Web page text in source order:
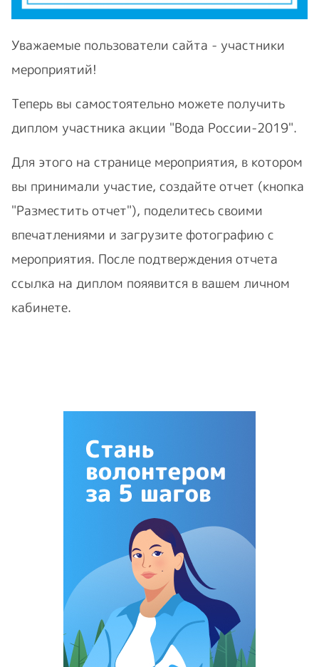
Уважаемые пользователи сайта - участники
мероприятий!
Теперь вы самостоятельно можете получить
диплом участника акции "Вода России-2019".
Для этого на странице мероприятия, в котором
вы принимали участие, создайте отчет (кнопка
"Разместить отчет"), поделитесь своими
впечатлениями и загрузите фотографию с
мероприятия. После подтверждения отчета
ссылка на диплом пояявится в вашем личном
кабинете.